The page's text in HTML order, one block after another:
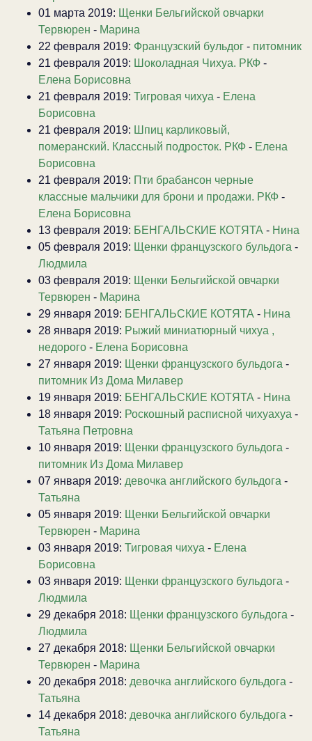
01 марта 2019: Щенки Бельгийской овчарки
Тервюрен - Марина
22 февраля 2019: Французский бульдог - питомник
21 февраля 2019: Шоколадная Чихуа. РКФ -
Елена Борисовна
21 февраля 2019: Тигровая чихуа - Елена
Борисовна
21 февраля 2019: Шпиц карликовый,
померанский. Классный подросток. РКФ - Елена
Борисовна
21 февраля 2019: Пти брабансон черные
классные мальчики для брони и продажи. РКФ -
Елена Борисовна
13 февраля 2019: БЕНГАЛЬСКИЕ КОТЯТА - Нина
05 февраля 2019: Щенки французского бульдога -
Людмила
03 февраля 2019: Щенки Бельгийской овчарки
Тервюрен - Марина
29 января 2019: БЕНГАЛЬСКИЕ КОТЯТА - Нина
28 января 2019: Рыжий миниатюрный чихуа ,
недорого - Елена Борисовна
27 января 2019: Щенки французского бульдога -
питомник Из Дома Милавер
19 января 2019: БЕНГАЛЬСКИЕ КОТЯТА - Нина
18 января 2019: Роскошный расписной чихуахуа -
Татьяна Петровна
10 января 2019: Щенки французского бульдога -
питомник Из Дома Милавер
07 января 2019: девочка английского бульдога -
Татьяна
05 января 2019: Щенки Бельгийской овчарки
Тервюрен - Марина
03 января 2019: Тигровая чихуа - Елена
Борисовна
03 января 2019: Щенки французского бульдога -
Людмила
29 декабря 2018: Щенки французского бульдога -
Людмила
27 декабря 2018: Щенки Бельгийской овчарки
Тервюрен - Марина
20 декабря 2018: девочка английского бульдога -
Татьяна
14 декабря 2018: девочка английского бульдога -
Татьяна